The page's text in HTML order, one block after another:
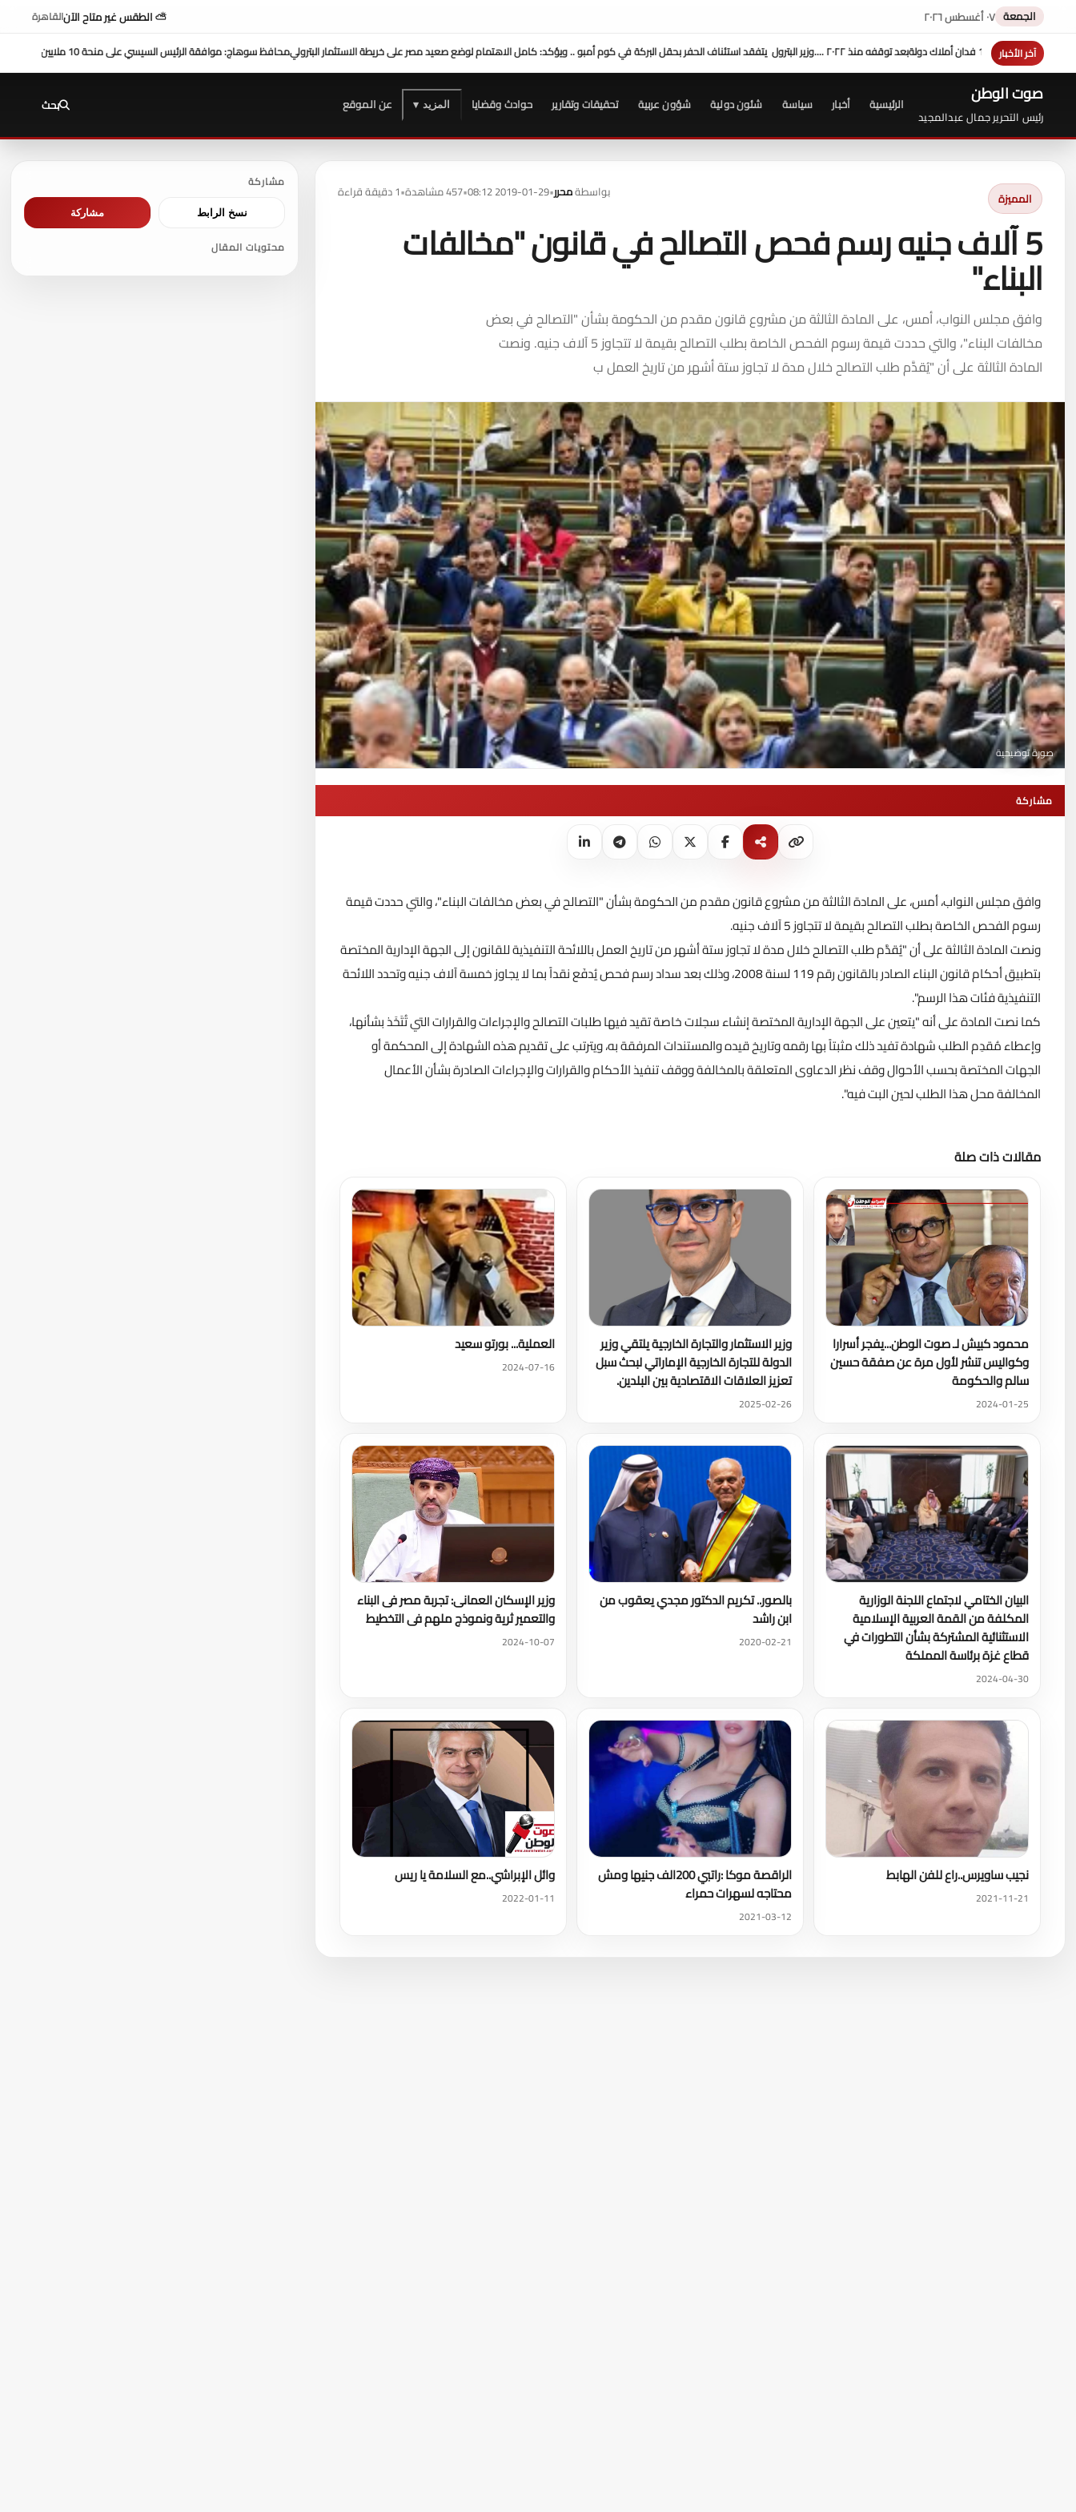
الجمعة ٠٧ أغسطس ٢٠٢٦ ⛅ الطقس غير متاح الآنالقاهرة
آخر الأخبار
بمشاركة محافظ سوهاج في أداء صلاة محافظ سوهاج: موافقة الرئيس السيسي على منحة 10 ملايين دولار تعزز التنمية بالمحافظة
صوت الوطن
رئيس التحرير جمال عبدالمجيد
الرئيسية أخبار سياسة شئون دولية شؤون عربية تحقيقات وتقارير حوادث وقضايا المزيد ▾ عن الموقع بحث
المميزة بواسطةمحرر•
2019-01-29 08:12
•457 مشاهدة •1 دقيقة قراءة
5 آلاف جنيه رسم فحص التصالح في قانون "مخالفات
البناء"
وافق مجلس النواب، أمس، على المادة الثالثة من مشروع قانون مقدم من الحكومة بشأن "التصالح في بعض
مخالفات البناء"، والتي حددت قيمة رسوم الفحص الخاصة بطلب التصالح بقيمة لا تتجاوز 5 آلاف جنيه. ونصت
المادة الثالثة على أن "يُقدَّم طلب التصالح خلال مدة لا تجاوز ستة أشهر من تاريخ العمل ب
صورة توضيحية
مشاركة
وافق مجلس النواب، أمس، على المادة الثالثة من مشروع قانون مقدم من الحكومة بشأن "التصالح في بعض مخالفات البناء"، والتي حددت قيمة
رسوم الفحص الخاصة بطلب التصالح بقيمة لا تتجاوز 5 آلاف جنيه.
ونصت المادة الثالثة على أن "يُقدَّم طلب التصالح خلال مدة لا تجاوز ستة أشهر من تاريخ العمل باللائحة التنفيذية للقانون إلى الجهة الإدارية المختصة
بتطبيق أحكام قانون البناء الصادر بالقانون رقم 119 لسنة 2008، وذلك بعد سداد رسم فحص يُدفَع نقداً بما لا يجاوز خمسة آلاف جنيه وتحدد اللائحة
التنفيذية فئات هذا الرسم".
كما نصت المادة على أنه "يتعين على الجهة الإدارية المختصة إنشاء سجلات خاصة تقيد فيها طلبات التصالح والإجراءات والقرارات التي تُتَخَذ بشأنها،
وإعطاء مُقدِم الطلب شهادة تفيد ذلك مثبتاً بها رقمه وتاريخ قيده والمستندات المرفقة به، ويترتب على تقديم هذه الشهادة إلى المحكمة أو
الجهات المختصة بحسب الأحوال وقف نظر الدعاوى المتعلقة بالمخالفة ووقف تنفيذ الأحكام والقرارات والإجراءات الصادرة بشأن الأعمال
المخالفة محل هذا الطلب لحين البت فيه".
مقالات ذات صلة
محمود كبيش لـ صوت الوطن...يفجر أسرارا
وكواليس تنشر لأول مرة عن صفقة حسين
سالم والحكومة
2024-01-25
وزير الاستثمار والتجارة الخارجية يلتقي وزير
الدولة للتجارة الخارجية الإماراتي لبحث سبل
تعزيز العلاقات الاقتصادية بين البلدين.
2025-02-26
العملية... بورتو سعيد
2024-07-16
البيان الختامي لاجتماع اللجنة الوزارية
المكلفة من القمة العربية الإسلامية
الاستثنائية المشتركة بشأن التطورات في
قطاع غزة برئاسة المملكة
2024-04-30
بالصور.. تكريم الدكتور مجدي يعقوب من
ابن راشد
2020-02-21
وزير الإسكان العمانى: تجربة مصر فى البناء
والتعمير ثرية ونموذج ملهم فى التخطيط
2024-10-07
نجيب ساويرس..راع للفن الهابط
2021-11-21
الراقصة موكا :راتبي 200الف جنيها ومش
محتاجه لسهرات حمراء
2021-03-12
وائل الإبراشي..مع السلامة يا ريس
2022-01-11
مشاركة
نسخ الرابط مشاركة
محتويات المقال